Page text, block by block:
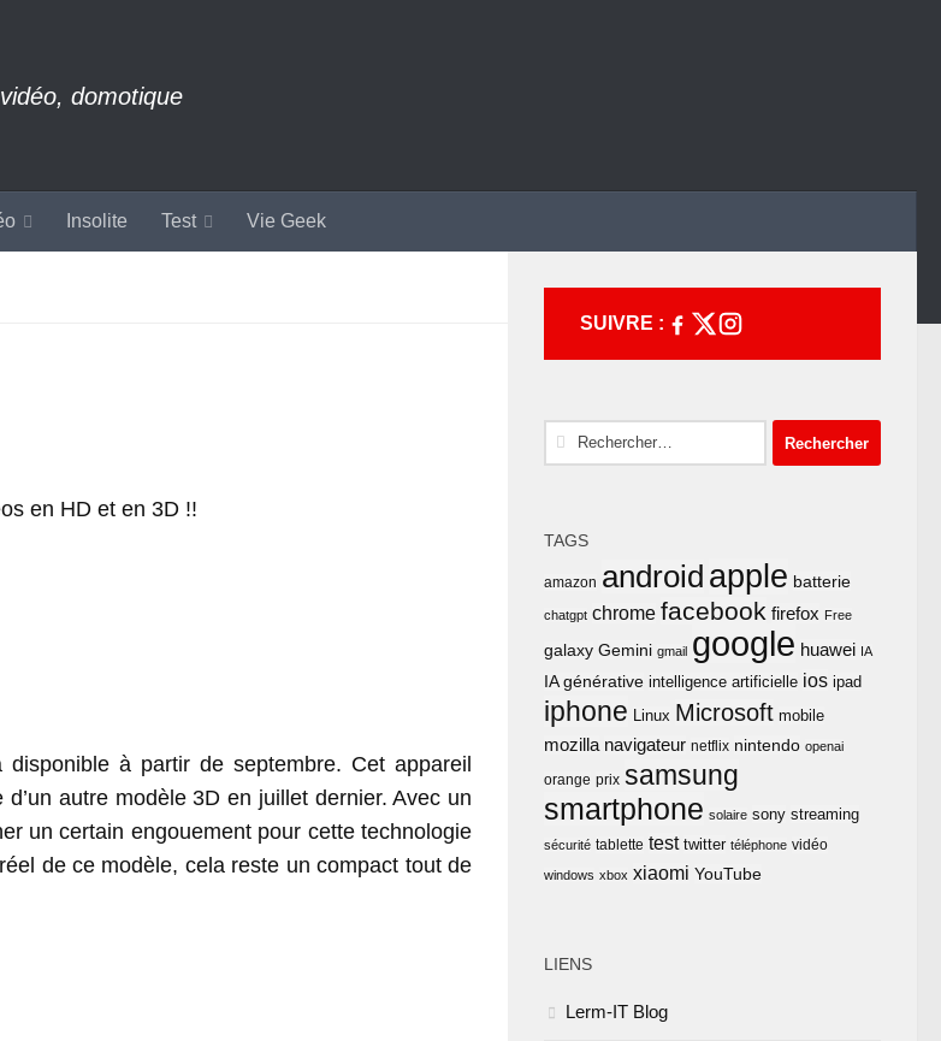
domotique
Insolite Test Vie Geek
en HD et en 3D !!
à partir de septembre. Cet appareil
autre modèle 3D en juillet dernier. Avec un
un certain engouement pour cette technologie
de ce modèle, cela reste un compact tout de
SUIVRE :
Rechercher :
TAGS
amazon android apple batterie
chatgpt chrome facebook firefox Free
galaxy Gemini gmail google huawei IA
IA générative intelligence artificielle ios ipad
iphone Linux Microsoft mobile
mozilla navigateur netflix nintendo openai
orange prix samsung
smartphone solaire sony streaming
sécurité tablette test twitter téléphone vidéo
windows xbox xiaomi YouTube
LIENS
Lerm-IT Blog